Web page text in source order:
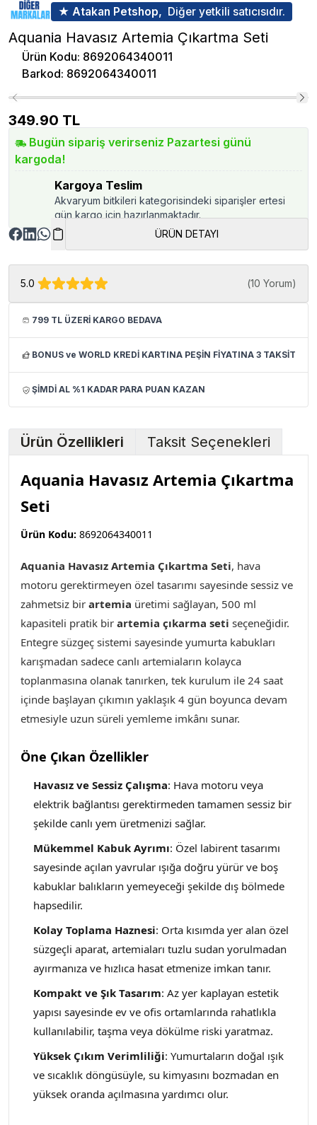
★ Atakan Petshop, Diğer yetkili satıcısıdır.
Aquania Havasız Artemia Çıkartma Seti
Ürün Kodu: 8692064340011
Barkod: 8692064340011
349.90 TL
Bugün sipariş verirseniz Pazartesi günü
kargoda!
Kargoya Teslim
Akvaryum bitkileri kategorisindeki siparişler ertesi
gün kargo için hazırlanmaktadır.
ÜRÜN DETAYI
5.0 (10 Yorum)
799 TL ÜZERİ KARGO BEDAVA
BONUS ve WORLD KREDİ KARTINA PEŞİN FİYATINA 3 TAKSİT
ŞİMDİ AL %1 KADAR PARA PUAN KAZAN
Ürün Özellikleri Taksit Seçenekleri
Aquania Havasız Artemia Çıkartma
Seti
Ürün Kodu: 8692064340011
Aquania Havasız Artemia Çıkartma Seti, hava
motoru gerektirmeyen özel tasarımı sayesinde sessiz ve
zahmetsiz bir artemia üretimi sağlayan, 500 ml
kapasiteli pratik bir artemia çıkarma seti seçeneğidir.
Entegre süzgeç sistemi sayesinde yumurta kabukları
karışmadan sadece canlı artemiaların kolayca
toplanmasına olanak tanırken, tek kurulum ile 24 saat
içinde başlayan çıkımın yaklaşık 4 gün boyunca devam
etmesiyle uzun süreli yemleme imkânı sunar.
Öne Çıkan Özellikler
Havasız ve Sessiz Çalışma: Hava motoru veya
elektrik bağlantısı gerektirmeden tamamen sessiz bir
şekilde canlı yem üretmenizi sağlar.
Mükemmel Kabuk Ayrımı: Özel labirent tasarımı
sayesinde açılan yavrular ışığa doğru yürür ve boş
kabuklar balıkların yemeyeceği şekilde dış bölmede
hapsedilir.
Kolay Toplama Haznesi: Orta kısımda yer alan özel
süzgeçli aparat, artemiaları tuzlu sudan yorulmadan
ayırmanıza ve hızlıca hasat etmenize imkan tanır.
Kompakt ve Şık Tasarım: Az yer kaplayan estetik
yapısı sayesinde ev ve ofis ortamlarında rahatlıkla
kullanılabilir, taşma veya dökülme riski yaratmaz.
Yüksek Çıkım Verimliliği: Yumurtaların doğal ışık
ve sıcaklık döngüsüyle, su kimyasını bozmadan en
yüksek oranda açılmasına yardımcı olur.